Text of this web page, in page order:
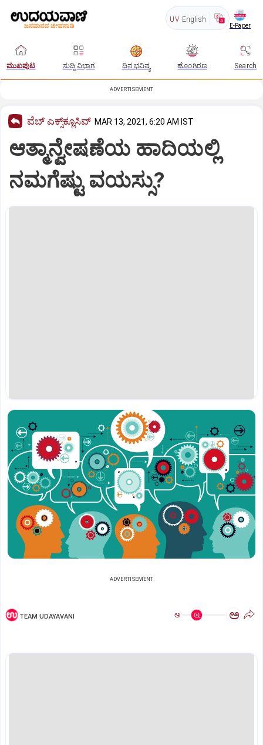
UV English
E-Paper
ಮುಖಪುಟ ಸುದ್ದಿ ವಿಭಾಗ ದಿನ ಭವಿಷ್ಯ ಹೊಂಗಿರಣ Search
ADVERTISEMENT
ವೆಬ್ ಎಕ್ಸ್‌ಕ್ಲೂಸಿವ್ MAR 13, 2021, 6:20 AM IST
ಆತ್ಮಾನ್ವೇಷಣೆಯ ಹಾದಿಯಲ್ಲಿ
ನಮಗೆಷ್ಟು ವಯಸ್ಸು?
ADVERTISEMENT
TEAM UDAYAVANI ಅ ಅ